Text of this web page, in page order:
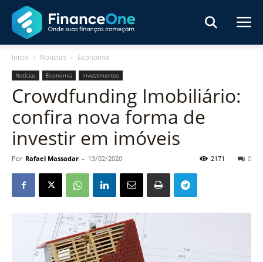
Início Notícias Economia
Notícias Economia Investimentos
Crowdfunding Imobiliário:
confira nova forma de
investir em imóveis
Por Rafael Massadar - 13/02/2020 0
2171